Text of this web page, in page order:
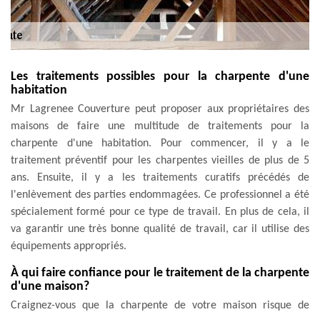
Les traitements possibles pour la charpente d'une
habitation
Mr Lagrenee Couverture peut proposer aux propriétaires des
maisons de faire une multitude de traitements pour la
charpente d'une habitation. Pour commencer, il y a le
traitement préventif pour les charpentes vieilles de plus de 5
ans. Ensuite, il y a les traitements curatifs précédés de
l'enlèvement des parties endommagées. Ce professionnel a été
spécialement formé pour ce type de travail. En plus de cela, il
va garantir une très bonne qualité de travail, car il utilise des
équipements appropriés.
À qui faire confiance pour le traitement de la charpente
d'une maison?
Craignez-vous que la charpente de votre maison risque de